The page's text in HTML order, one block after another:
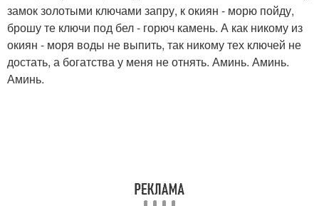
замок золотыми ключами запру, к окиян - морю пойду,
брошу те ключи под бел - горюч камень. А как никому из
окиян - моря воды не выпить, так никому тех ключей не
достать, а богатства у меня не отнять. Аминь. Аминь.
Аминь.